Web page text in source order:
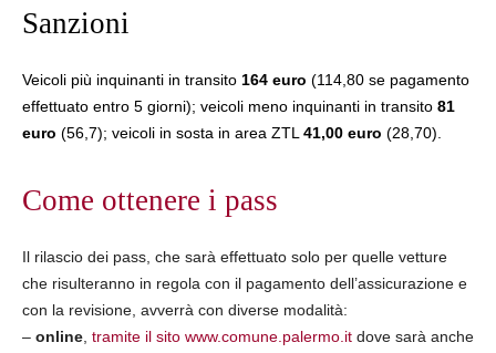
Sanzioni
Veicoli più inquinanti in transito 164 euro (114,80 se pagamento
effettuato entro 5 giorni); veicoli meno inquinanti in transito 81
euro (56,7); veicoli in sosta in area ZTL 41,00 euro (28,70).
Come ottenere i pass
Il rilascio dei pass, che sarà effettuato solo per quelle vetture
che risulteranno in regola con il pagamento dell’assicurazione e
con la revisione, avverrà con diverse modalità:
– online tramite il sito www.comune.palermo.it dove sarà anche